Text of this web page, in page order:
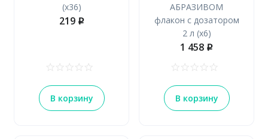
(х36)
219 p
В корзину
АБРАЗИВОМ
флакон с дозатором
2 л (х6)
1 458 p
В корзину